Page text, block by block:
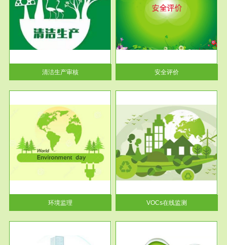
清洁生产审核
安全评价
安全评价安全评价目的是查找、
分析和预测工程、系统、生产经
营活...
安全评价
环境监理
服务范围
VOCs在线监测
根据《重点区域大气污染防
治“十二五”规划》有机废气净化
率达...
VOCs在线监测